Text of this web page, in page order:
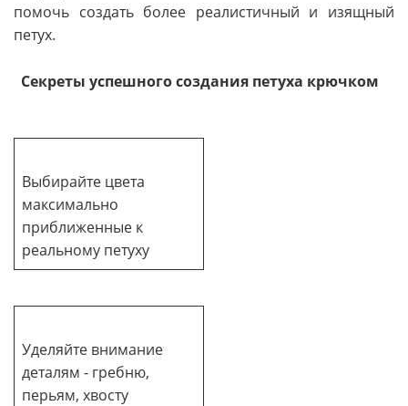
помочь создать более реалистичный и изящный
петух.
Секреты успешного создания петуха крючком
Выбирайте цвета
максимально
приближенные к
реальному петуху
Уделяйте внимание
деталям - гребню,
перьям, хвосту